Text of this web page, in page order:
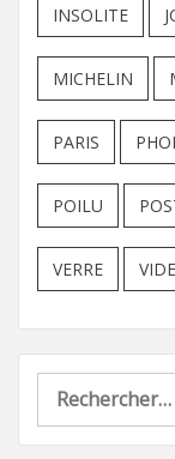
INSOLITE
MICHELIN
PARIS
POILU
VERRE
Rechercher :